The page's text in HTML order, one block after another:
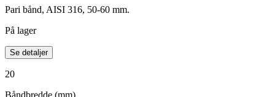
Pari bånd, AISI 316, 50-60 mm.
På lager
Se detaljer
20
Båndbredde (mm)